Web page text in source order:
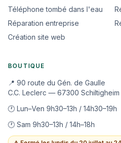
Téléphone tombé dans l'eau
Réparation entreprise
Création site web
BOUTIQUE
📍 90 route du Gén. de Gaulle
C.C. Leclerc — 67300 Schiltigheim
🕐 Lun–Ven 9h30–13h / 14h30–19h
🕐 Sam 9h30–13h / 14h–18h